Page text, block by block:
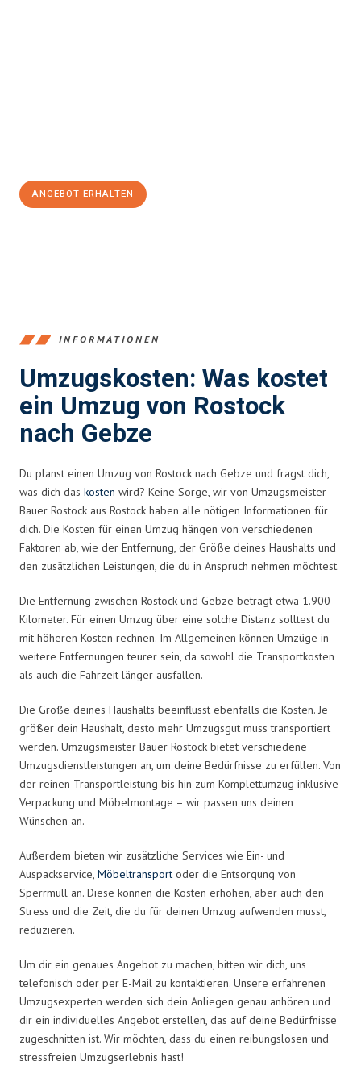
ANGEBOT ERHALTEN
INFORMATIONEN
Umzugskosten: Was kostet
ein Umzug von Rostock
nach Gebze
Du planst einen Umzug von Rostock nach Gebze und fragst dich,
was dich das kosten wird? Keine Sorge, wir von Umzugsmeister
Bauer Rostock aus Rostock haben alle nötigen Informationen für
dich. Die Kosten für einen Umzug hängen von verschiedenen
Faktoren ab, wie der Entfernung, der Größe deines Haushalts und
den zusätzlichen Leistungen, die du in Anspruch nehmen möchtest.
Die Entfernung zwischen Rostock und Gebze beträgt etwa 1.900
Kilometer. Für einen Umzug über eine solche Distanz solltest du
mit höheren Kosten rechnen. Im Allgemeinen können Umzüge in
weitere Entfernungen teurer sein, da sowohl die Transportkosten
als auch die Fahrzeit länger ausfallen.
Die Größe deines Haushalts beeinflusst ebenfalls die Kosten. Je
größer dein Haushalt, desto mehr Umzugsgut muss transportiert
werden. Umzugsmeister Bauer Rostock bietet verschiedene
Umzugsdienstleistungen an, um deine Bedürfnisse zu erfüllen. Von
der reinen Transportleistung bis hin zum Komplettumzug inklusive
Verpackung und Möbelmontage – wir passen uns deinen
Wünschen an.
Außerdem bieten wir zusätzliche Services wie Ein- und
Auspackservice, Möbeltransport oder die Entsorgung von
Sperrmüll an. Diese können die Kosten erhöhen, aber auch den
Stress und die Zeit, die du für deinen Umzug aufwenden musst,
reduzieren.
Um dir ein genaues Angebot zu machen, bitten wir dich, uns
telefonisch oder per E-Mail zu kontaktieren. Unsere erfahrenen
Umzugsexperten werden sich dein Anliegen genau anhören und
dir ein individuelles Angebot erstellen, das auf deine Bedürfnisse
zugeschnitten ist. Wir möchten, dass du einen reibungslosen und
stressfreien Umzugserlebnis hast!